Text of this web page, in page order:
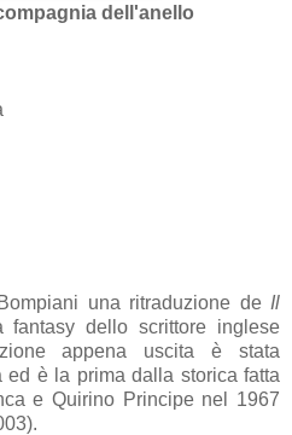
dell'anello
una ritraduzione de Il
fantasy dello scrittore inglese
appena uscita è stata
ed è la prima dalla storica fatta
e Quirino Principe nel 1967